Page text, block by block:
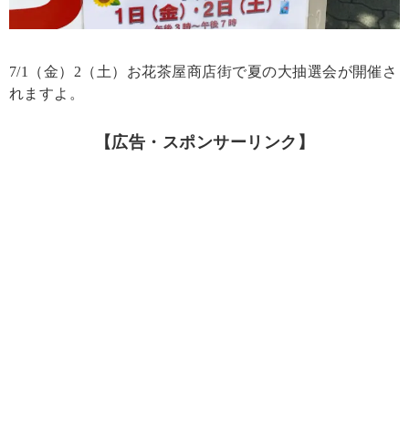
7/1（金）2（土）お花茶屋商店街で夏の大抽選会が開催さ
れますよ。
【広告・スポンサーリンク】